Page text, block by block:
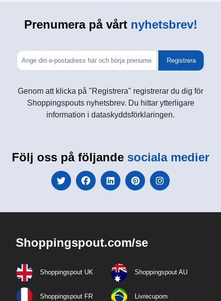
Prenumera på vårtnyhetsbrev!
Registrera
Genom att klicka på "Registrera" registrerar du dig för
Shoppingspouts nyhetsbrev. Du hittar ytterligare
information i dataskyddsförklaringen.
Följ oss på följande sociala medier
Shoppingspout.com/se
Shoppingspout UK Shoppingspout AU
Shoppingspout FR Livrecupom